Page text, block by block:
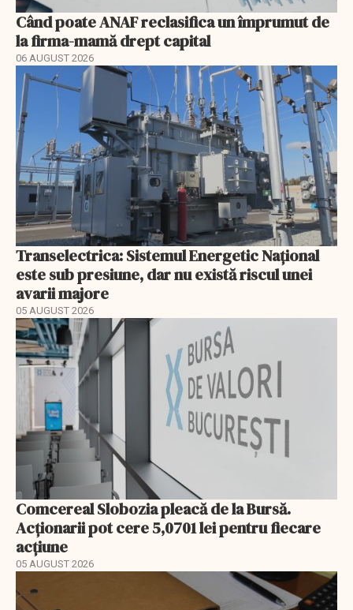
Când poate ANAF reclasifica un împrumut de
la firma-mamă drept capital
06 AUGUST 2026
Transelectrica: Sistemul Energetic Național
este sub presiune, dar nu există riscul unei
avarii majore
05 AUGUST 2026
Comcereal Slobozia pleacă de la Bursă.
Acționarii pot cere 5,0701 lei pentru fiecare
acțiune
05 AUGUST 2026